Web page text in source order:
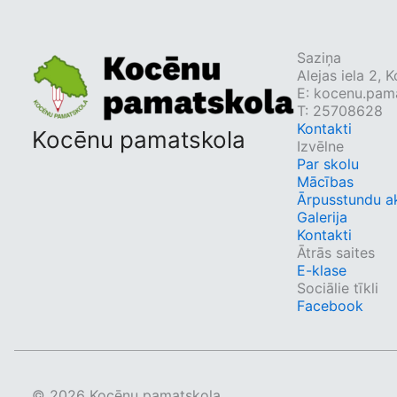
Kocēnu pamatskola
Saziņa
Alejas iela 2,
E:
T: 25708628
Kontakti
Izvēlne
Par skolu
Mācības
Ārpusstundu
Galerija
Kontakti
Ātrās saites
E-klase
Sociālie tīkli
Facebook